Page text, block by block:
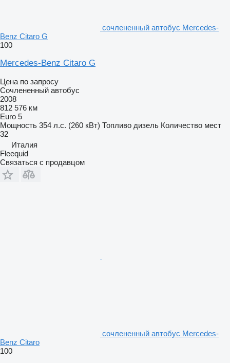
сочлененный автобус Mercedes-
Benz Citaro G
100
Mercedes-Benz Citaro G
Цена по запросу
Сочлененный автобус
2008
812 576 км
Euro 5
Мощность 354 л.с. (260 кВт) Топливо дизель Количество мест
32
Италия
Fleequid
Связаться с продавцом
сочлененный автобус Mercedes-
Benz Citaro
100